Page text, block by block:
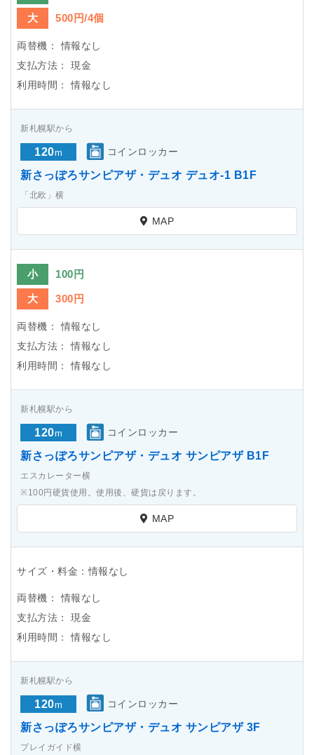
大 500円/4個
両替機：
情報なし
支払方法：
現金
利用時間：
情報なし
新札幌駅から
120m コインロッカー
新さっぽろサンピアザ・デュオ デュオ-1 B1F
「北欧」横
MAP
小 100円
大 300円
両替機：
情報なし
支払方法：
情報なし
利用時間：
情報なし
新札幌駅から
120m コインロッカー
新さっぽろサンピアザ・デュオ サンピアザ B1F
エスカレーター横
※100円硬貨使用。使用後、硬貨は戻ります。
MAP
サイズ・料金：情報なし
両替機：
情報なし
支払方法：
現金
利用時間：
情報なし
新札幌駅から
120m コインロッカー
新さっぽろサンピアザ・デュオ サンピアザ 3F
プレイガイド横